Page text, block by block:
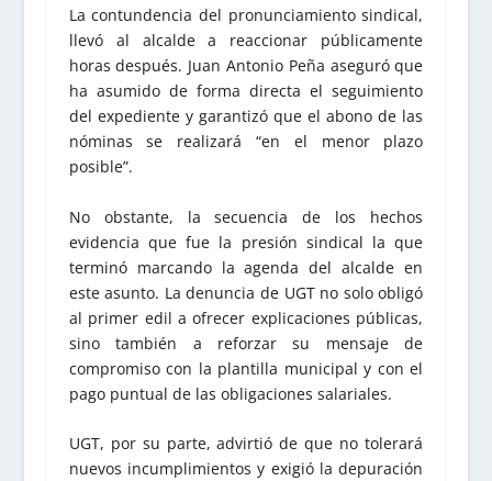
La contundencia del pronunciamiento sindical,
llevó al alcalde a reaccionar públicamente
horas después. Juan Antonio Peña aseguró que
ha asumido de forma directa el seguimiento
del expediente y garantizó que el abono de las
nóminas se realizará “en el menor plazo
posible”.
No obstante, la secuencia de los hechos
evidencia que fue la presión sindical la que
terminó marcando la agenda del alcalde en
este asunto. La denuncia de UGT no solo obligó
al primer edil a ofrecer explicaciones públicas,
sino también a reforzar su mensaje de
compromiso con la plantilla municipal y con el
pago puntual de las obligaciones salariales.
UGT, por su parte, advirtió de que no tolerará
nuevos incumplimientos y exigió la depuración